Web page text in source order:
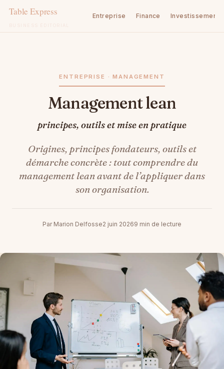
Entreprise Finance Investissement
ENTREPRISE · MANAGEMENT
Management lean
principes, outils et mise en pratique
Origines, principes fondateurs, outils et
démarche concrète : tout comprendre du
management lean avant de l’appliquer dans
son organisation.
Par Marion Delfosse2 juin 20269 min de lecture